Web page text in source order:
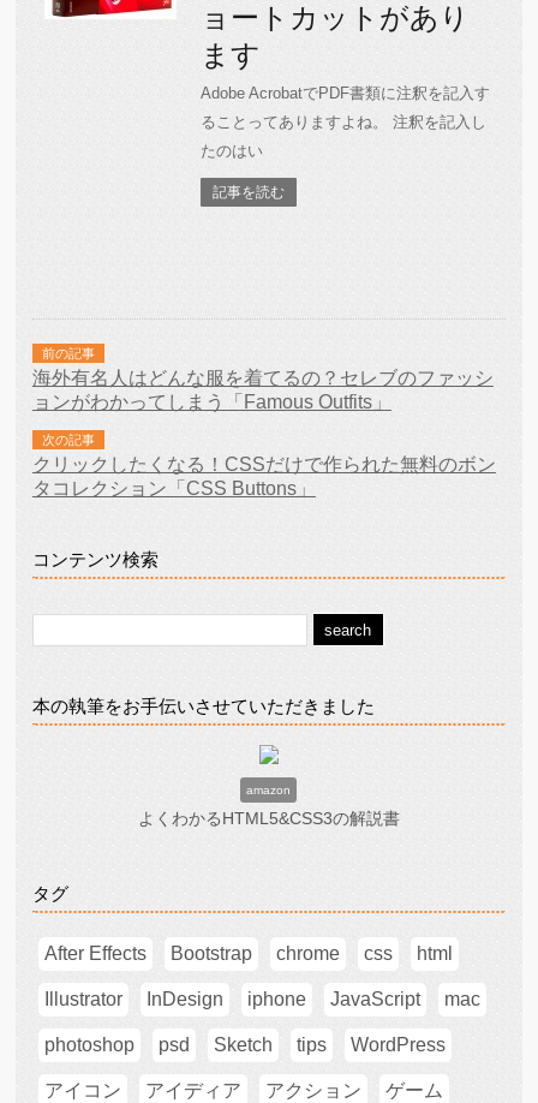
ョートカットがあり
ます
Adobe AcrobatでPDF書類に注釈を記入す
ることってありますよね。 注釈を記入し
たのはい
記事を読む
前の記事
海外有名人はどんな服を着てるの？セレブのファッシ
ョンがわかってしまう「Famous Outfits」
次の記事
クリックしたくなる！CSSだけで作られた無料のボン
タコレクション「CSS Buttons」
コンテンツ検索
本の執筆をお手伝いさせていただきました
amazon
よくわかるHTML5&CSS3の解説書
タグ
After Effects Bootstrap chrome css html
Illustrator InDesign iphone JavaScript mac
photoshop psd Sketch tips WordPress
アイコン アイディア アクション ゲーム